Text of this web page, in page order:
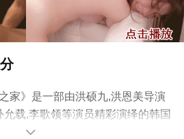
家》是一部由洪硕九,洪恩美导演
载,李歌领等演员精彩演绎的韩国
晓（全100集），手机免费观看高
